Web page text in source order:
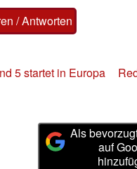
/ Antworten
5 startet in Europa
Als
auf